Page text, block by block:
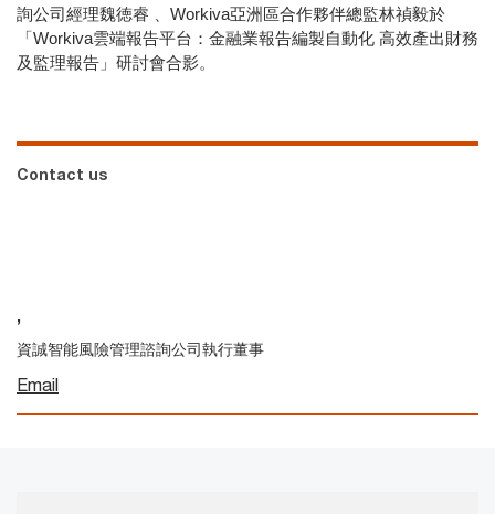
詢公司經理魏徳睿 、Workiva亞洲區合作夥伴總監林禎毅於
「Workiva雲端報告平台：金融業報告編製自動化 高效產出財務
及監理報告」研討會合影。
Contact us
資誠智能風險管理諮詢公司執行董事
Email